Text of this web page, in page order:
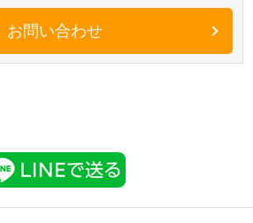
お問い合わせ